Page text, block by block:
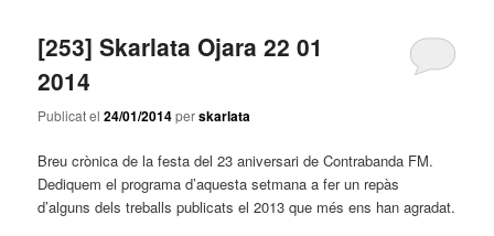
[253] Skarlata Ojara 22 01
2014
Publicat el24/01/2014perskarlata
Breu crònica de la festa del 23 aniversari de Contrabanda FM.
Dediquem el programa d’aquesta setmana a fer un repàs
d’alguns dels treballs publicats el 2013 que més ens han agradat.